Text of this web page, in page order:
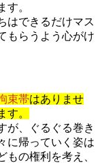
す。
はできるだけマス
もらうよう心がけ
束帯はありませ
す。
が、ぐるぐる巻き
に帰っていく姿は
の権利を考え、